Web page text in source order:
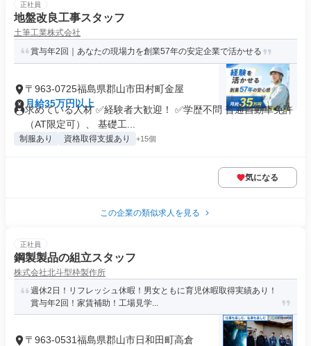
正社員
地盤改良工事スタッフ
土筆工業株式会社
賞与年2回｜あなたの現場力を創業57年の安定企業で活かせる
〒963-0725福島県郡山市田村町金屋
月給35万円以上
求めている人材 ✅経験者大歓迎！ ✅学歴不問 普通自動車免許
（AT限定可）、 基礎工...
制服あり 資格取得支援あり +15個
気になる
この企業の類似求人を見る
正社員
鋼製製品の組立スタッフ
株式会社北斗型枠製作所
週休2日！リフレッシュ休暇！男女ともに育児休暇取得実績あり！
賞与年2回！家賃補助！工場見学...
〒963-0531福島県郡山市日和田町高倉